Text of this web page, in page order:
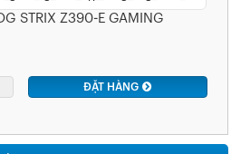
STRIX Z390-E GAMING
ĐẶT HÀNG